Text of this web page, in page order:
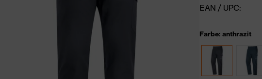
EAN / UPC:
Farbe: anthrazit